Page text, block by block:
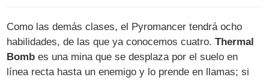
Como las demás clases, el Pyromancer tendrá ocho
habilidades, de las que ya conocemos cuatro.Thermal
Bomb es una mina que se desplaza por el suelo en
línea recta hasta un enemigo y lo prende en llamas; si